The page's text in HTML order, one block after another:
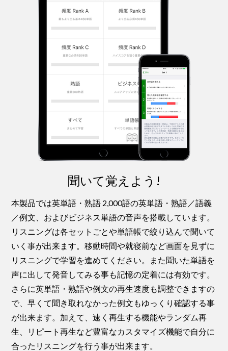
聞いて覚えよう!
本製品では英単語・熟語 2,000語の英単語・熟語／語義
／例文、およびビジネス単語の音声を搭載しています。
リスニングは各セットごとや単語帳で絞り込んで聞いて
いく事が出来ます。移動時間や就寝前など画面を見ずに
リスニングで学習を進めてください。また聞いた単語を
声に出して発音してみる事も記憶の定着には有効です。
さらに英単語・熟語や例文の再生速度も調整できますの
で、早くて聞き取れなかった例文もゆっくり確認する事
が出来ます。加えて、速く再生する機能やランダム再
生、リピート再生など豊富なカスタマイズ機能で自分に
合ったリスニングを行う事が出来ます。